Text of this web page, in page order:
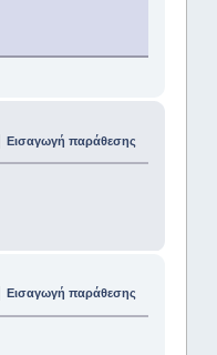
Εισαγωγή παράθεσης
Εισαγωγή παράθεσης